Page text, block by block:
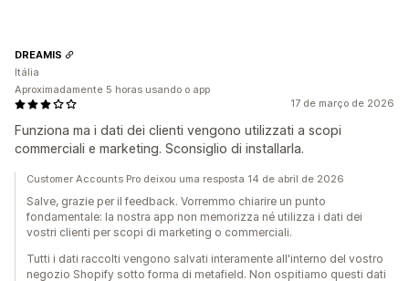
17 de março de 2026
Funziona ma i dati dei clienti vengono utilizzati a scopi
commerciali e marketing. Sconsiglio di installarla.
DREAMIS
Itália
Aproximadamente 5 horas usando o app
Customer Accounts Pro deixou uma resposta 14 de abril de 2026
Salve, grazie per il feedback. Vorremmo chiarire un punto
fondamentale: la nostra app non memorizza né utilizza i dati dei
vostri clienti per scopi di marketing o commerciali.
Tutti i dati raccolti vengono salvati interamente all'interno del vostro
negozio Shopify sotto forma di metafield. Non ospitiamo questi dati